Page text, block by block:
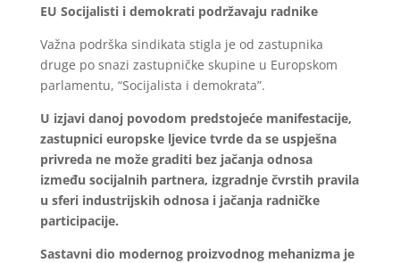
EU Socijalisti i demokrati podržavaju radnike
Važna podrška sindikata stigla je od zastupnika
druge po snazi zastupničke skupine u Europskom
parlamentu, “Socijalista i demokrata”.
U izjavi danoj povodom predstojeće manifestacije,
zastupnici europske ljevice tvrde da se uspješna
privreda ne može graditi bez jačanja odnosa
između socijalnih partnera, izgradnje čvrstih pravila
u sferi industrijskih odnosa i jačanja radničke
participacije.
Sastavni dio modernog proizvodnog mehanizma je